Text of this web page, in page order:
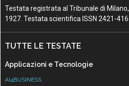
Testata registrata al Tribunale di
1927. Testata scientifica ISSN 2421-
TUTTE LE TESTATE
Applicazioni e Tecnologie
AI4BUSINESS